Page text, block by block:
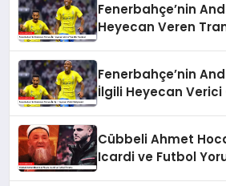
Fenerbahçe’nin
Heyecan Veren
Fenerbahçe’nin
İlgili Heyecan
Cübbeli Ahmet
Icardi ve Futbol